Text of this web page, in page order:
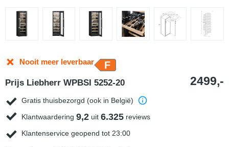
Nooit meer leverbaar F
Prijs Liebherr WPBSI 5252-20 2499,-
Gratis thuisbezorgd (ook in België)
Klantwaardering 9,2 uit 6.325 reviews
Klantenservice geopend tot 23:00